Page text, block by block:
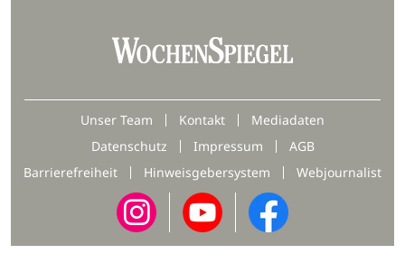
Unser Team Kontakt
Mediadaten
Datenschutz
Impressum
AGB
Barrierefreiheit
Hinweisgebersystem Webjournalist